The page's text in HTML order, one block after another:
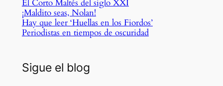
El Corto Maltés del siglo XXI
¡Maldito seas, Nolan!
Hay que leer ‘Huellas en los Fiordos’
Periodistas en tiempos de oscuridad
Sigue el blog